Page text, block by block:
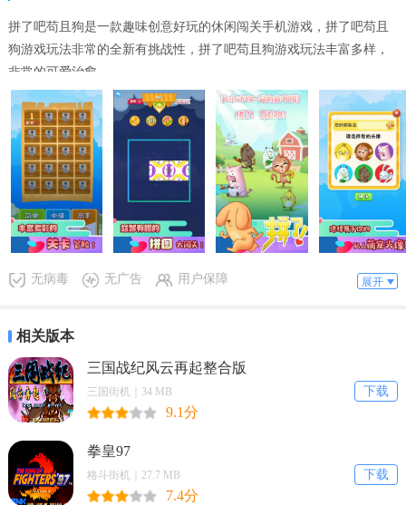
拼了吧苟且狗是一款趣味创意好玩的休闲闯关手机游戏，拼了吧苟且
狗游戏玩法非常的全新有挑战性，拼了吧苟且狗游戏玩法丰富多样，
非常的可爱治愈。
拼了吧苟且狗亮点
1、每天玩一玩，你的生活也不会枯燥，还可以通过发挥脑力去赢得奖
励。
2、每一次成功完成拼接之后，你都可以获得各种奖励，解锁出更多的
道具。
就获胜。
1、简洁卡通画风，趣味性非常强烈的闯关游戏，带给你沉浸式体验。
2、拥有着很多的玩法等你去掌握，还有很多的福利上线即可领取到。
3、考验玩家智慧的头脑，还有很多的体验等你去不断的参与其中。
拼了吧苟且狗优势
1、拼图的方式是有很多种，每拿到一个关卡的时候，都可以有很多种
无病毒 无广告 用户保障 展开
相关版本
三国战纪风云再起整合版
下载
三国街机｜34 MB
9.1分
拳皇97
下载
格斗街机｜27.7 MB
7.4分